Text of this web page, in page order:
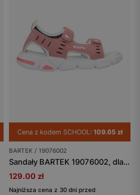
Cena z kodem SCHOOL: 109.65 zł
BARTEK / 19076002
Sandały BARTEK 19076002, dla dziewcząt, różowy
129.00 zł
Najniższa cena z 30 dni przed